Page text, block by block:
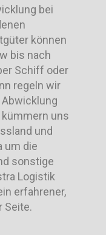
bei
können
bis nach
Schiff oder
regeln wir
kümmern uns
und
um die
sonstige
Logistik
erfahrener,
Seite.